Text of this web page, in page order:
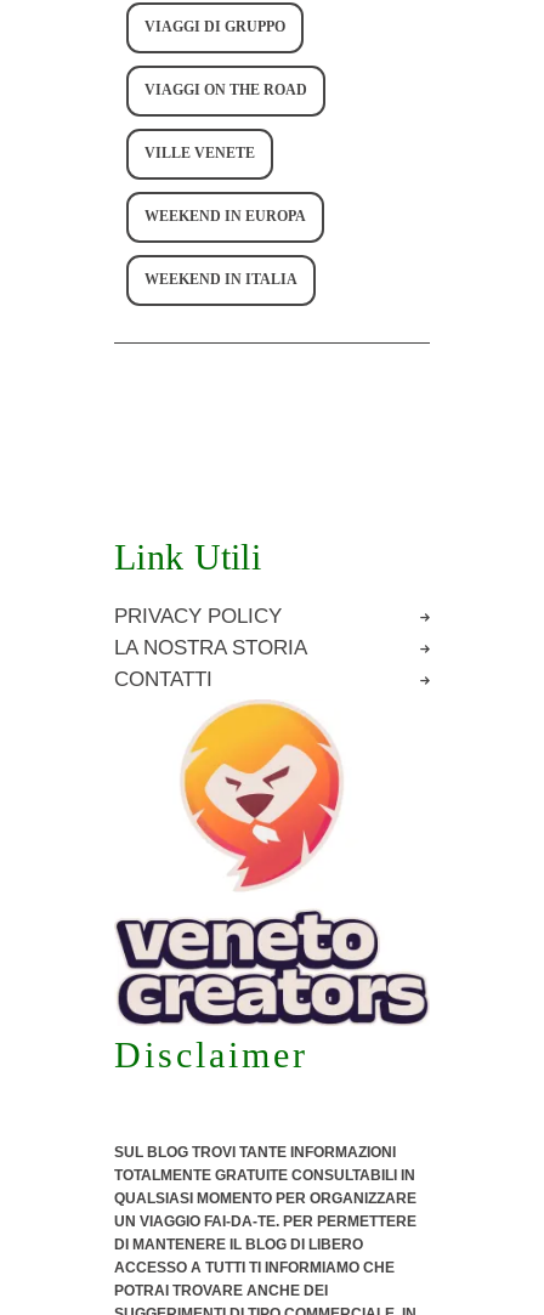
VIAGGI DI GRUPPO
VIAGGI ON THE ROAD
VILLE VENETE
WEEKEND IN EUROPA
WEEKEND IN ITALIA
Link Utili
PRIVACY POLICY
LA NOSTRA STORIA
CONTATTI
Disclaimer
SUL BLOG TROVI TANTE INFORMAZIONI
TOTALMENTE GRATUITE CONSULTABILI IN
QUALSIASI MOMENTO PER ORGANIZZARE
UN VIAGGIO FAI-DA-TE. PER PERMETTERE
DI MANTENERE IL BLOG DI LIBERO
ACCESSO A TUTTI TI INFORMIAMO CHE
POTRAI TROVARE ANCHE DEI